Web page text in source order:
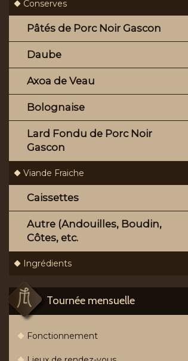
Conserves
Pâtés de Porc Noir Gascon
Daube
Axoa de Veau
Bolognaise
Lard Fondu de Porc Noir
Gascon
Viande Fraiche
Caissettes
Autre (Andouilles, Boudin,
Côtes, etc.
Ingrédients
Tournée mensuelle
Fonctionnement